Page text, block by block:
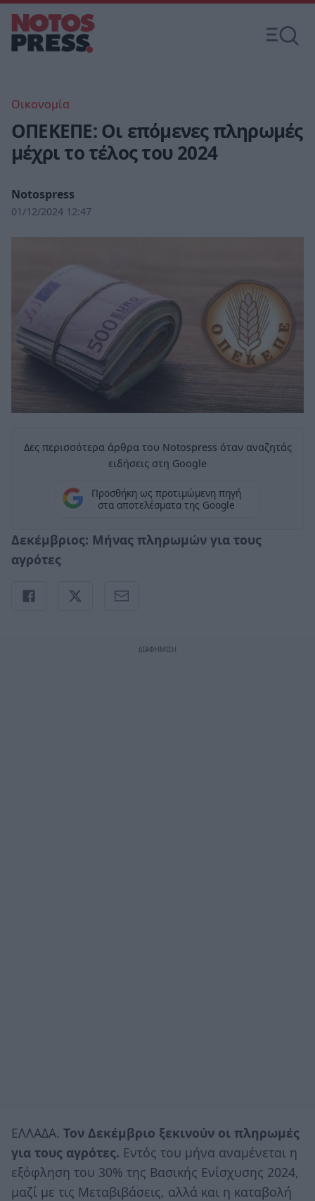
Οικονομία
ΟΠΕΚΕΠΕ: Οι επόμενες πληρωμές
μέχρι το τέλος του 2024
Notospress
01/12/2024 12:47
Δες περισσότερα άρθρα του Notospress όταν αναζητάς
ειδήσεις στη Google
Προσθήκη ως προτιμώμενη πηγή
στα αποτελέσματα της Google
Δεκέμβριος: Μήνας πληρωμών για τους
αγρότες
ΕΛΛΑΔΑ. Τον Δεκέμβριο ξεκινούν οι πληρωμές
για τους αγρότες. Εντός του μήνα αναμένεται η
εξόφληση του 30% της Βασικής Ενίσχυσης 2024,
μαζί με τις Μεταβιβάσεις, αλλά και η καταβολή